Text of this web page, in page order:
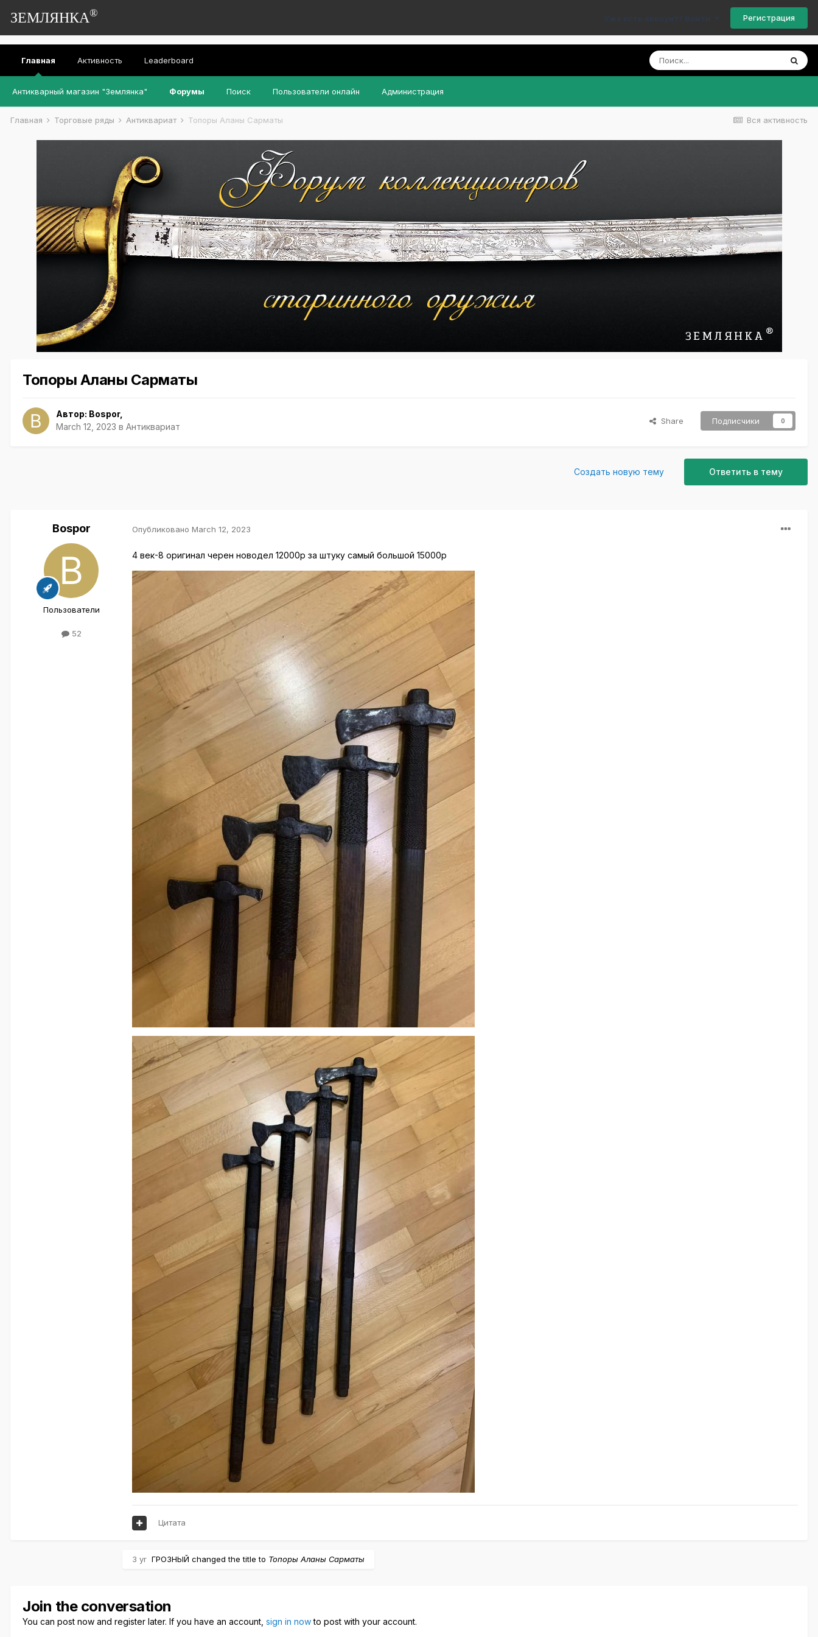
ЗЕМЛЯНКА® Уже есть аккаунт? Войти Регистрация
Главная
Антикварный магазин "Землянка" Форумы Поиск Пользователи онлайн Администрация
Активность Leaderboard
Вся активность
Главная Торговые ряды Антиквариат Топоры Аланы Сарматы
Топоры Аланы Сарматы
Автор: Bospor,
March 12, 2023 в Антиквариат
Share Подписчики 0
Ответить в тему
Создать новую тему
Bospor
Пользователи
52
Опубликовано March 12, 2023
4 век-8 оригинал черен новодел 12000р за штуку самый большой 15000р
Цитата
3 yr ГРОЗНЫЙ changed the title to Топоры Аланы Сарматы
Join the conversation
You can post now and register later. If you have an account, sign in nowto post with your account.